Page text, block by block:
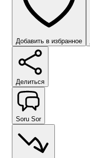
Добавить в избранное
Делиться
Soru Sor